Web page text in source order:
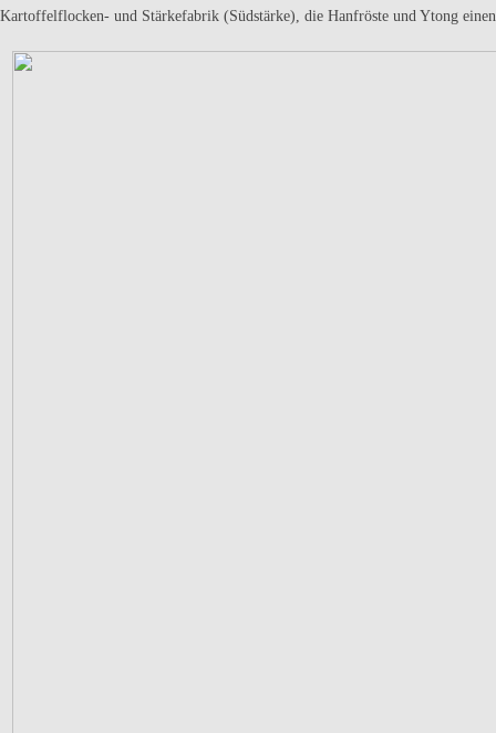
Kartoffelflocken- und Stärkefabrik (Südstärke), die Hanfröste und Ytong einen